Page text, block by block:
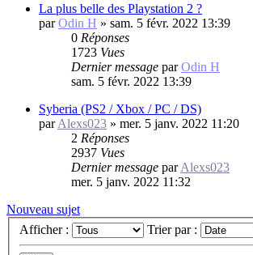
La plus belle des Playstation 2 ?
parOdin H » sam. 5 févr. 2022 13:39
0 Réponses
1723 Vues
Dernier message parOdin H
sam. 5 févr. 2022 13:39
Syberia (PS2 / Xbox / PC / DS)
parAlexs023 » mer. 5 janv. 2022 11:20
2 Réponses
2937 Vues
Dernier message parAlexs023
mer. 5 janv. 2022 11:32
Nouveau sujet
Afficher :
Trier par :